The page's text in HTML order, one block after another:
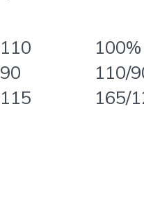
110
90
110/
115
165/